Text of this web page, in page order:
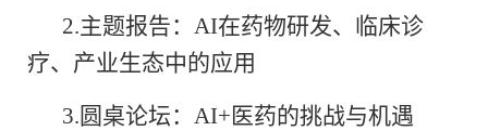
2.主题报告： AI在药物研发、临床诊
疗、产业生态中的应用
3. 圆桌论坛： AI+ 医药的挑战与机遇